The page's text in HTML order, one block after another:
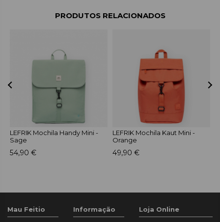
PRODUTOS RELACIONADOS
LEFRIK Mochila Handy Mini -
Sage
54,90 €
LEFRIK Mochila Kaut Mini -
Orange
49,90 €
Mau Feitio Informação Loja Online